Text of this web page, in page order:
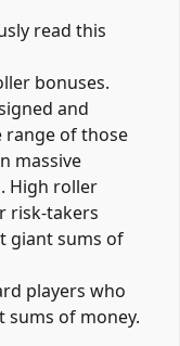
read this
bonuses.
and
of those
massive
High roller
risk-takers
giant sums of
players who
sums of money.